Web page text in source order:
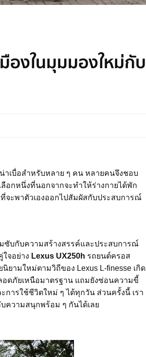
องในมุมมองใหม่กับ
าเบื่อสำหรับหลาย ๆ คน หลายคนจึงชอบ
ลือกหนึ่งที่นอกจากจะทำให้ร่างกายได้พัก
ที่จะพาตัวเองออกไปสัมผัสกับประสบการณ์
ซับกับความสร้างสรรค์และประสบการณ์
จอย่าง Lexus UX250h รถยนต์ครอส
ยามใหม่ตามวิถีของ Lexus L-finesse เกิด
อดภัยเหนือมาตรฐาน แถมยังซ่อนความขี้
การใช้ชีวิตใหม่ ๆ ได้ทุกวัน ส่วนครั้งนี้ เรา
ความสนุกพร้อม ๆ กันได้เลย